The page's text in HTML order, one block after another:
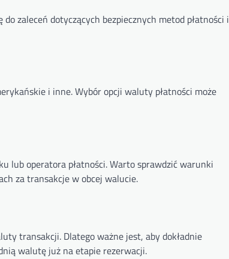
zaleceń dotyczących bezpiecznych metod płatności i
i inne. Wybór opcji waluty płatności może
lub operatora płatności. Warto sprawdzić warunki
za transakcje w obcej walucie.
transakcji. Dlatego ważne jest, aby dokładnie
walutę już na etapie rezerwacji.